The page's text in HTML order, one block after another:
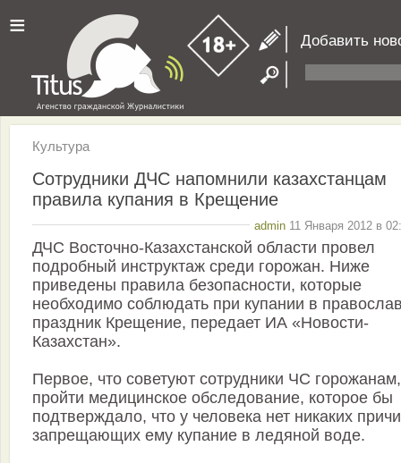
≡ Добавить
Культура
Сотрудники ДЧС напомнили казахстанцам
правила купания в Крещение
admin 11 Января 2012 в
ДЧС Восточно-Казахстанской области провел
подробный инструктаж среди горожан. Ниже
приведены правила безопасности, которые
необходимо соблюдать при купании в
праздник Крещение, передает ИА «Новости-
Казахстан».
Первое, что советуют сотрудники ЧС
пройти медицинское обследование, которое бы
подтверждало, что у человека нет никаких
запрещающих ему купание в ледяной воде.